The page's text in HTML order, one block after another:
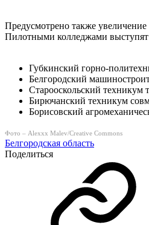
Предусмотрено также
Пилотными колледжами
Губкинский горно-
Белгородский
Старооскольский
Бирючанский техникум
Борисовский
Фото – Alexxx Malev/Creative Commons
Белгородская область
Поделиться